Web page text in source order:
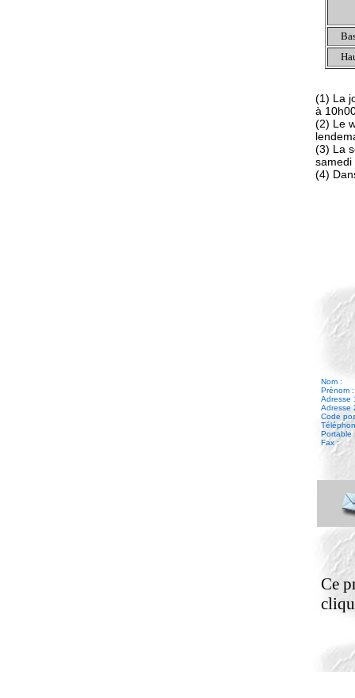
(1) La
à
(2) Le
(3) La
samedi
(4)
Nom :
Prénom :
Adresse
Adresse
Code
Portable
Fax :
Ce